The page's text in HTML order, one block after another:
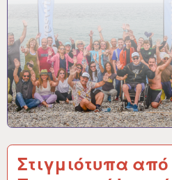
Στιγμιότυπα από